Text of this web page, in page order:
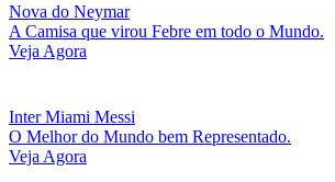
Nova do Neymar
A Camisa que virou Febre em todo o Mundo.
Veja Agora
Inter Miami Messi
O Melhor do Mundo bem Representado.
Veja Agora